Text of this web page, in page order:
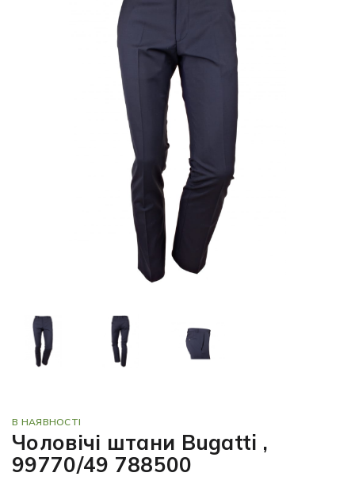
В НАЯВНОСТІ
Чоловічі штани Bugatti ,
99770/49 788500